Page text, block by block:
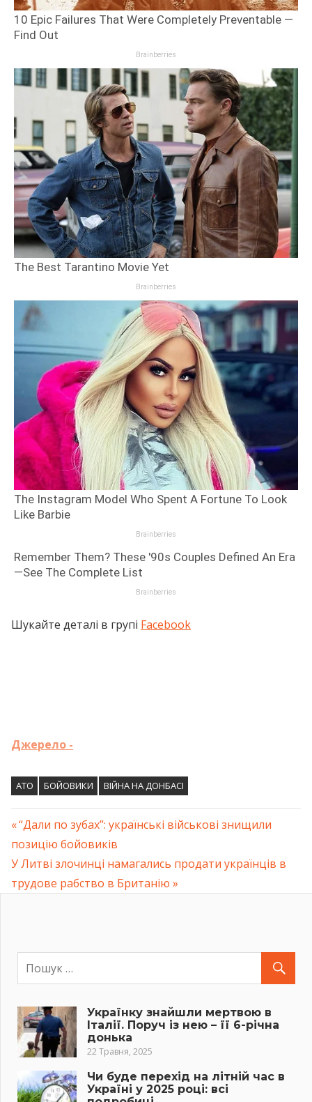
Шукайте деталі в групі Facebook
Джерело -
АТО БОЙОВИКИ ВІЙНА НА ДОНБАСІ
Навігація
записів
Previous
Post:
“Дали по зубах”: українські військові знищили
позицію бойовиків
Next
Post:
У Литві злочинці намагались продати українців в
трудове рабство в Британію
Українку знайшли мертвою в
Італії. Поруч із нею – її 6-річна
донька
22 Травня, 2025
Чи буде перехід на літній час в
Україні у 2025 році: всі